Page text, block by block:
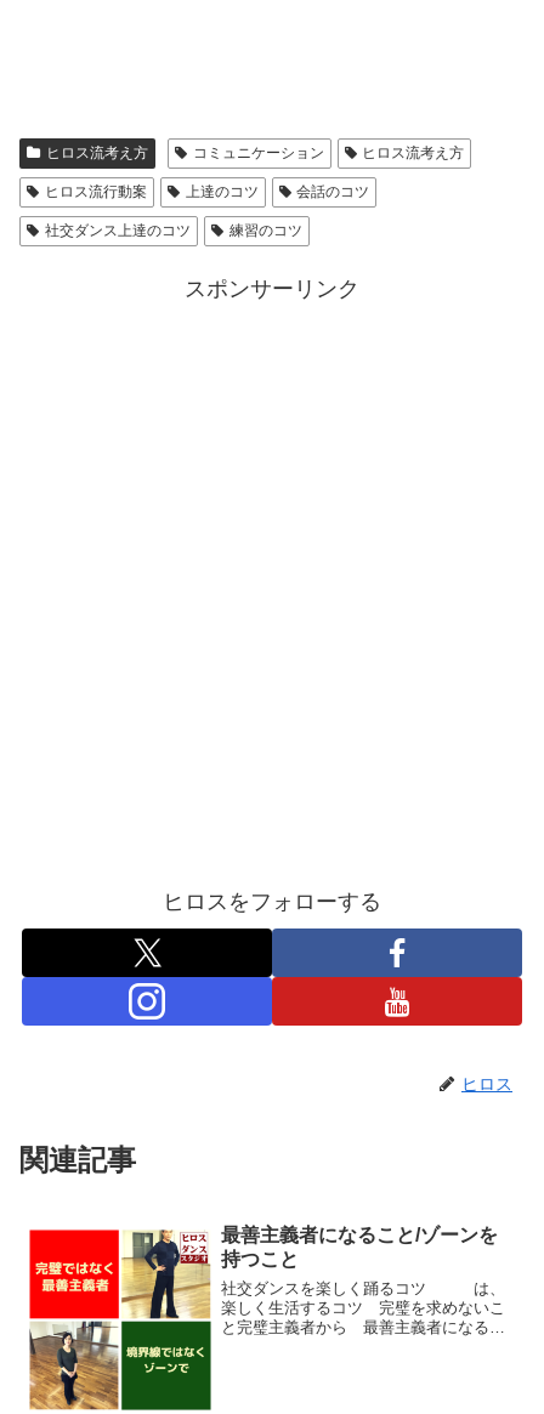
ヒロス流考え方 コミュニケーション ヒロス流考え方
ヒロス流行動案 上達のコツ 会話のコツ
社交ダンス上達のコツ 練習のコツ
スポンサーリンク
ヒロスをフォローする
ヒロス
関連記事
最善主義者になること/ゾーンを
持つこと
社交ダンスを楽しく踊るコツ は、
楽しく生活するコツ 完璧を求めないこ
と完璧主義者から 最善主義者になるこ